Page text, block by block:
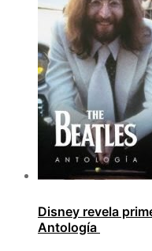
Disney revela
Antología